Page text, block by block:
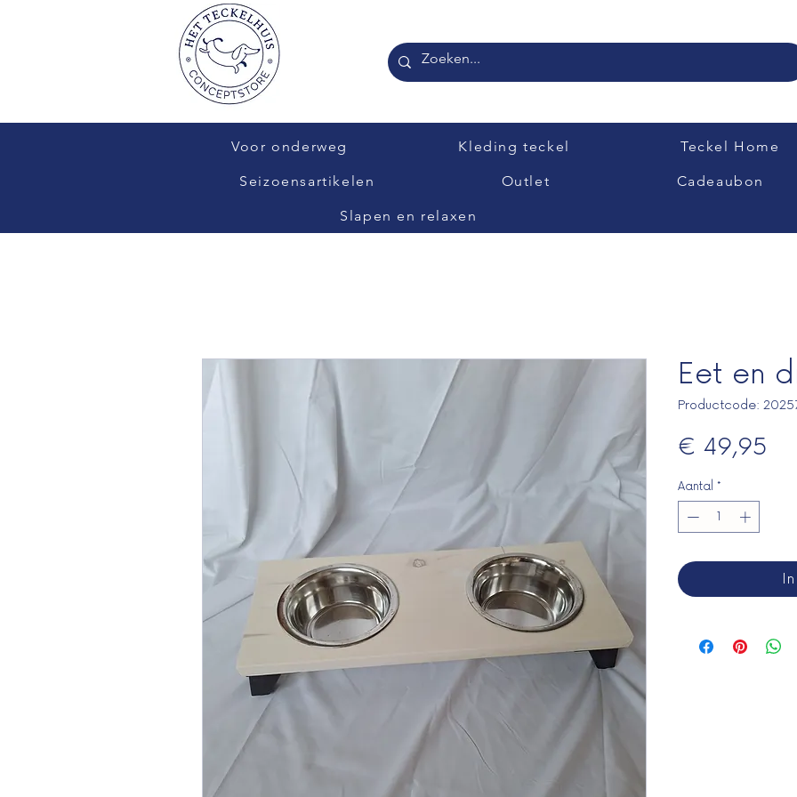
Voor onderweg Kleding teckel Teckel Home
Seizoensartikelen Outlet Cadeaubon
Slapen en relaxen
Eet en
Productcode:
€ 49,95
Aantal *